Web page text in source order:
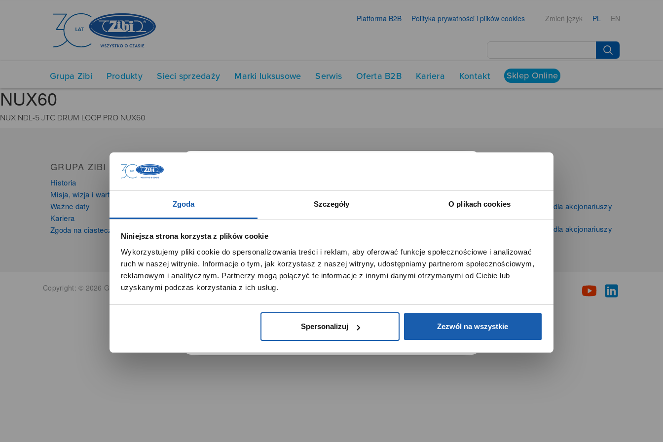
Zgoda Szczegóły O plikach cookies
Niniejsza strona korzysta z plików cookie
Wykorzystujemy pliki cookie do spersonalizowania treści i reklam, aby oferować funkcje społecznościowe i analizować
ruch w naszej witrynie. Informacje o tym, jak korzystasz z naszej witryny, udostępniamy partnerom społecznościowym,
reklamowym i analitycznym. Partnerzy mogą połączyć te informacje z innymi danymi otrzymanymi od Ciebie lub
uzyskanymi podczas korzystania z ich usług.
Spersonalizuj Zezwól na wszystkie
Platforma B2B Polityka prywatności i plików cookies Zmień język PL EN
Grupa Zibi Produkty Sieci sprzedaży Marki luksusowe Serwis Oferta B2B Kariera Kontakt Sklep Online
NUX60
NUX NDL-5 JTC DRUM LOOP PRO NUX60
GRUPA ZIBI
Historia
Misja, wizja i wartości Grupy Zibi
Ważne daty
Kariera
Zgoda na ciasteczka
Instrumenty muzyczne
Kalkulatory
Time Trend
Salony muzyczne Riff
Noble Place
Kontakt dla mediów
Informacje firmowe i dla akcjonariuszy
Zibi S.A.
Informacje firmowe i dla akcjonariuszy
Copyright: © 2026 Grupa Zibi S.A. Wszelkie prawa zastrzeżone.
SZANOWNA UŻYTKOWNICZKO
Używamy plików cookie w celach analitycznych, statystycznych i
marketingowych, w tym aby analizować ruch w tej witrynie,
optymalizować jej działanie oraz zapamiętywać Twoje preferencje.
DOWIEDZ SIĘ WIĘCEJ PRZEJDŹ DO SERWISU